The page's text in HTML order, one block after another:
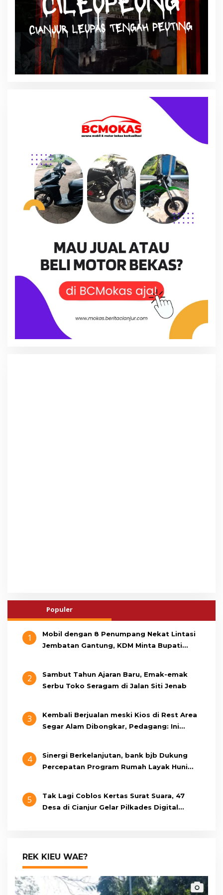
Populer
1
Mobil dengan 8 Penumpang Nekat Lintasi
Jembatan Gantung, KDM Minta Bupati
2
Sambut Tahun Ajaran Baru, Emak-emak
Serbu Toko Seragam di Jalan Siti Jenab
3
Kembali Berjualan meski Kios di Rest Area
Segar Alam Dibongkar, Pedagang: Ini
4
Sinergi Berkelanjutan, bank bjb Dukung
Percepatan Program Rumah Layak Huni
5
Tak Lagi Coblos Kertas Surat Suara, 47
Desa di Cianjur Gelar Pilkades Digital
REK KIEU WAE?